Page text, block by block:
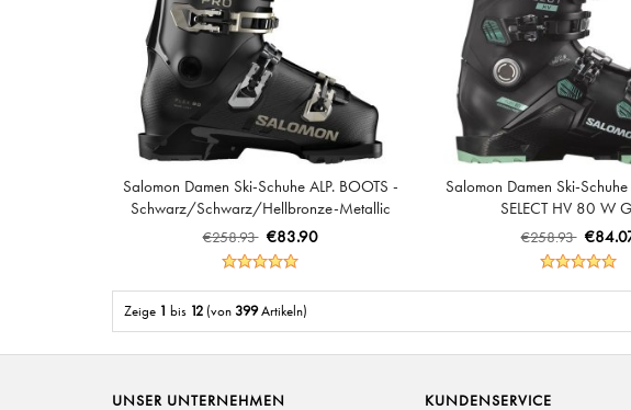
Salomon Damen Ski-Schuhe ALP. BOOTS -
Schwarz/Schwarz/Hellbronze-Metallic
€258.93 €83.90
Salomon Damen Ski-Schuhe
SELECT HV 80 W
Schwarz/Spearmint/
€258.93
Zeige 1 bis 12 (von 399Artikeln)
UNSER UNTERNEHMEN KUNDENSERVICE